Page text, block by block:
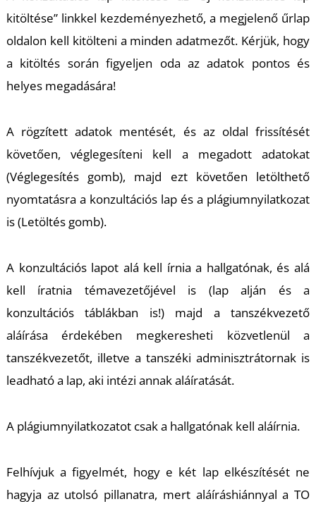
kitöltése” linkkel kezdeményezhető, a megjelenő űrlap
oldalon kell kitölteni a minden adatmezőt. Kérjük, hogy
a kitöltés során figyeljen oda az adatok pontos és
helyes megadására!
A rögzített adatok mentését, és az oldal frissítését
követően, véglegesíteni kell a megadott adatokat
(Véglegesítés gomb), majd ezt követően letölthető
nyomtatásra a konzultációs lap és a plágiumnyilatkozat
is (Letöltés gomb).
A konzultációs lapot alá kell írnia a hallgatónak, és alá
kell íratnia témavezetőjével is (lap alján és a
konzultációs táblákban is!) majd a tanszékvezető
aláírása érdekében megkeresheti közvetlenül a
tanszékvezetőt, illetve a tanszéki adminisztrátornak is
leadható a lap, aki intézi annak aláíratását.
A plágiumnyilatkozatot csak a hallgatónak kell aláírnia.
Felhívjuk a figyelmét, hogy e két lap elkészítését ne
hagyja az utolsó pillanatra, mert aláíráshiánnyal a TO